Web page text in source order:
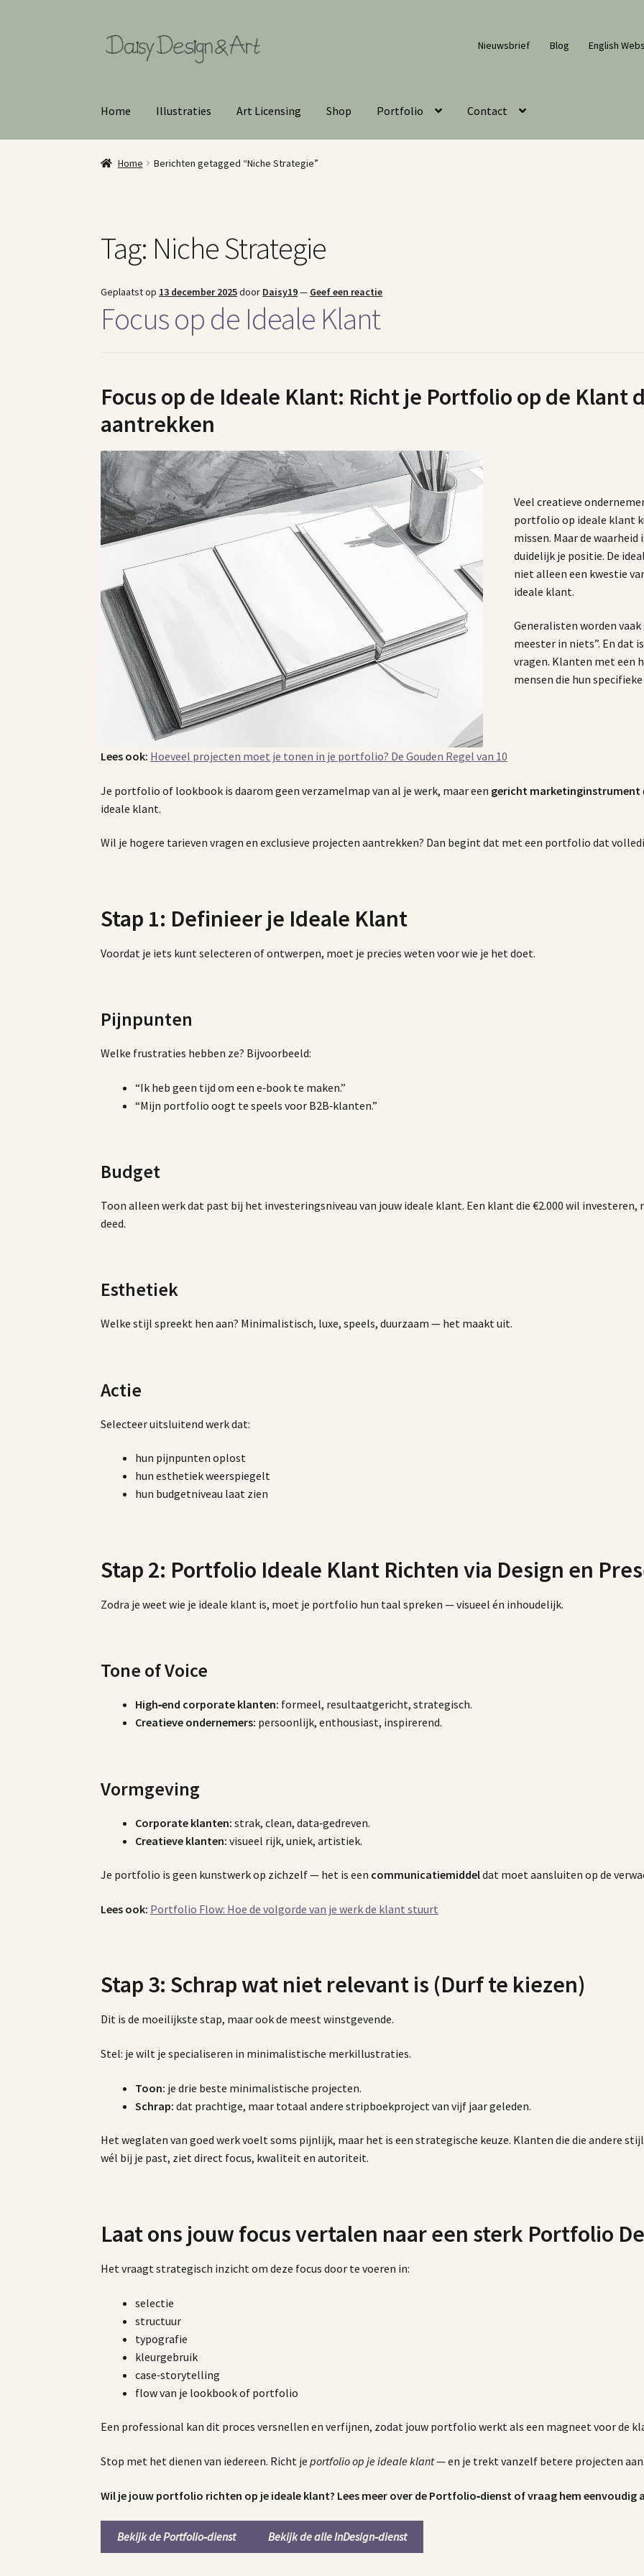
Ga
door
Ga
naar
Nieuwsbrief Blog English
Home Illustraties Art Licensing Shop Portfolio Contact
Home Berichten getagged “Niche Strategie”
Tag: Niche Strategie
Geplaatst op 13 december 2025door Daisy19— Geef een reactie
Focus op de Ideale Klant
Focus op de Ideale Klant: Richt je Portfolio op de Klant
aantrekken
Veel creatieve
portfolio op ideale klant
missen. Maar de
duidelijk je positie. De
niet alleen een kwestie
ideale klant.
Generalisten worden
meester in niets”. En dat
vragen. Klanten met een
mensen die hun
Lees ook: Hoeveel projecten moet je tonen in je portfolio? De Gouden Regel van 10
Je portfolio of lookbook is daarom geen verzamelmap van al je werk, maar een gericht marketinginstrument
ideale klant.
Wil je hogere tarieven vragen en exclusieve projecten aantrekken? Dan begint dat met een portfolio dat
Stap 1: Definieer je Ideale Klant
Voordat je iets kunt selecteren of ontwerpen, moet je precies weten voor wie je het doet.
Pijnpunten
Welke frustraties hebben ze? Bijvoorbeeld:
“Ik heb geen tijd om een e‑book te maken.”
“Mijn portfolio oogt te speels voor B2B‑klanten.”
Budget
Toon alleen werk dat past bij het investeringsniveau van jouw ideale klant. Een klant die €2.000 wil investeren,
deed.
Esthetiek
Welke stijl spreekt hen aan? Minimalistisch, luxe, speels, duurzaam — het maakt uit.
Actie
Selecteer uitsluitend werk dat:
hun pijnpunten oplost
hun esthetiek weerspiegelt
hun budgetniveau laat zien
Stap 2: Portfolio Ideale Klant Richten via Design en
Zodra je weet wie je ideale klant is, moet je portfolio hun taal spreken — visueel én inhoudelijk.
Tone of Voice
High‑end corporate klanten: formeel, resultaatgericht, strategisch.
Creatieve ondernemers: persoonlijk, enthousiast, inspirerend.
Vormgeving
Corporate klanten: strak, clean, data‑gedreven.
Creatieve klanten: visueel rijk, uniek, artistiek.
Je portfolio is geen kunstwerk op zichzelf — het is een communicatiemiddeldat moet aansluiten op de
Lees ook: Portfolio Flow: Hoe de volgorde van je werk de klant stuurt
Stap 3: Schrap wat niet relevant is (Durf te kiezen)
Dit is de moeilijkste stap, maar ook de meest winstgevende.
Stel: je wilt je specialiseren in minimalistische merkillustraties.
Toon: je drie beste minimalistische projecten.
Schrap: dat prachtige, maar totaal andere stripboekproject van vijf jaar geleden.
Het weglaten van goed werk voelt soms pijnlijk, maar het is een strategische keuze. Klanten die die andere
wél bij je past, ziet direct focus, kwaliteit en autoriteit.
Laat ons jouw focus vertalen naar een sterk Portfolio
Het vraagt strategisch inzicht om deze focus door te voeren in:
selectie
structuur
typografie
kleurgebruik
case‑storytelling
flow van je lookbook of portfolio
Een professional kan dit proces versnellen en verfijnen, zodat jouw portfolio werkt als een magneet voor de
Stop met het dienen van iedereen. Richt jeportfolio op je ideale klant— en je trekt vanzelf betere projecten aan.
Wil je jouw portfolio richten op je ideale klant? Lees meer over de Portfolio‑dienst of vraag hem eenvoudig
Bekijk de Portfolio‑dienst Bekijk de alle InDesign‑dienst